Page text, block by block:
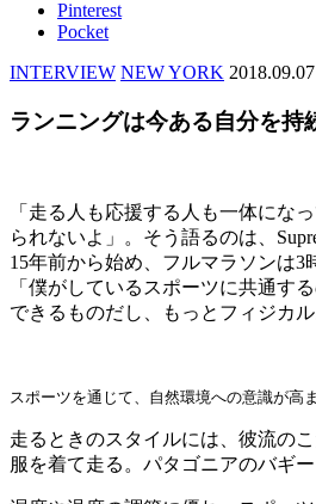
Pinterest
Pocket
INTERVIEW NEW YORK 2018.09.07
ランニングは今ある自分を持
「走る人も応援する人も一体にな
られないよ」。そう語るのは、
15年前から始め、フルマラソンは3
「僕がしているスポーツに共通す
できるものだし、もっとフィジカ
スポーツを通じて、自然環境への意識が高
走るときのスタイルには、彼流の
服を着て走る。パタゴニアのバギ